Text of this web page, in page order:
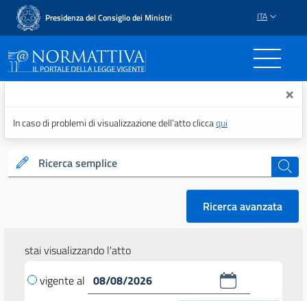
Presidenza del Consiglio dei Ministri ITA
Normattiva - Il portale ×
In caso di problemi di visualizzazione dell’atto cliccaqui
Ricerca semplice cerca
Ricerca avanzata
stai visualizzando l'atto
vigente al